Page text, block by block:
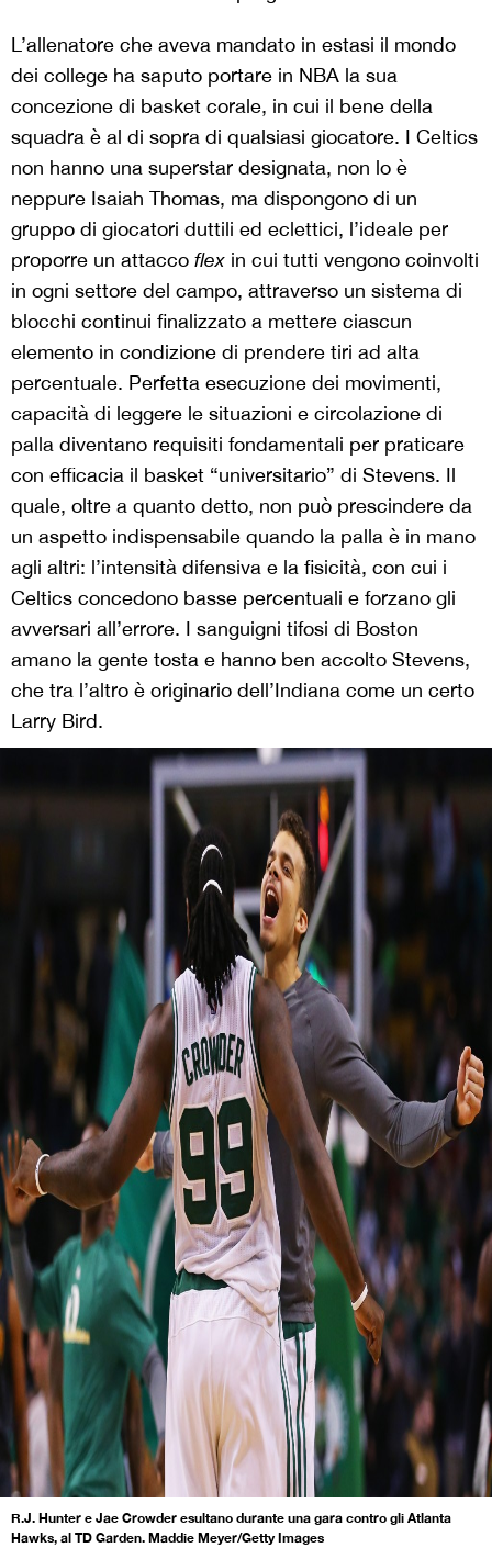
L’allenatore che aveva mandato in estasi il mondo
dei college ha saputo portare in NBA la sua
concezione di basket corale, in cui il bene della
squadra è al di sopra di qualsiasi giocatore. I Celtics
non hanno una superstar designata, non lo è
neppure Isaiah Thomas, ma dispongono di un
gruppo di giocatori duttili ed eclettici, l’ideale per
proporre un attacco flex in cui tutti vengono coinvolti
in ogni settore del campo, attraverso un sistema di
blocchi continui finalizzato a mettere ciascun
elemento in condizione di prendere tiri ad alta
percentuale. Perfetta esecuzione dei movimenti,
capacità di leggere le situazioni e circolazione di
palla diventano requisiti fondamentali per praticare
con efficacia il basket “universitario” di Stevens. Il
quale, oltre a quanto detto, non può prescindere da
un aspetto indispensabile quando la palla è in mano
agli altri: l’intensità difensiva e la fisicità, con cui i
Celtics concedono basse percentuali e forzano gli
avversari all’errore. I sanguigni tifosi di Boston
amano la gente tosta e hanno ben accolto Stevens,
che tra l’altro è originario dell’Indiana come un certo
Larry Bird.
R.J. Hunter e Jae Crowder esultano durante una gara contro gli Atlanta
Hawks, al TD Garden. Maddie Meyer/Getty Images